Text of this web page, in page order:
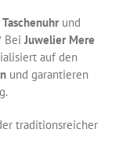
und
Bei Juwelier Mere
auf den
und garantieren
traditionsreicher